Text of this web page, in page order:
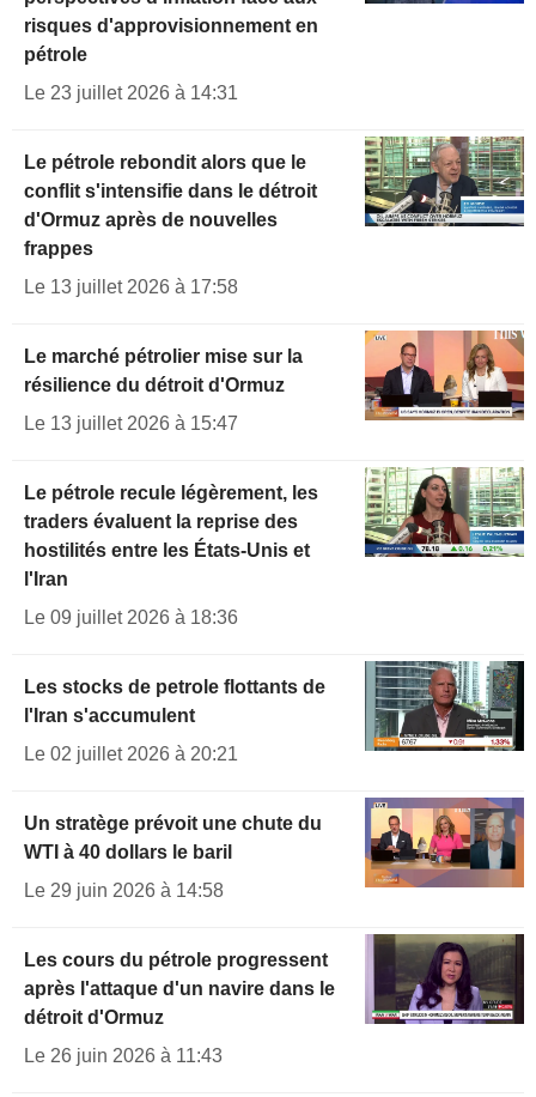
risques d'approvisionnement en
pétrole
Le 23 juillet 2026 à 14:31
Le pétrole rebondit alors que le
conflit s'intensifie dans le détroit
d'Ormuz après de nouvelles
frappes
Le 13 juillet 2026 à 17:58
Le marché pétrolier mise sur la
résilience du détroit d'Ormuz
Le 13 juillet 2026 à 15:47
Le pétrole recule légèrement, les
traders évaluent la reprise des
hostilités entre les États-Unis et
l'Iran
Le 09 juillet 2026 à 18:36
Les stocks de petrole flottants de
l'Iran s'accumulent
Le 02 juillet 2026 à 20:21
Un stratège prévoit une chute du
WTI à 40 dollars le baril
Le 29 juin 2026 à 14:58
Les cours du pétrole progressent
après l'attaque d'un navire dans le
détroit d'Ormuz
Le 26 juin 2026 à 11:43